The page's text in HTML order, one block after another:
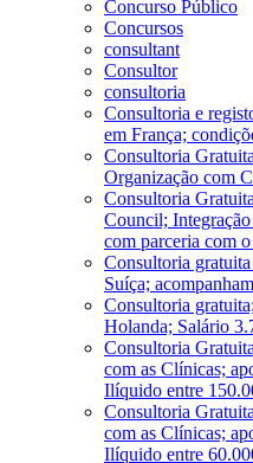
Concurso Público
Concursos
consultant
Consultor
consultoria
Consultoria e
em França;
Consultoria
Organização com
Consultoria
Council;
com parceria com
Consultoria
Suíça;
Consultoria
Holanda; Salário
Consultoria
com as Clínicas;
Ilíquido entre
Consultoria
com as Clínicas;
Ilíquido entre